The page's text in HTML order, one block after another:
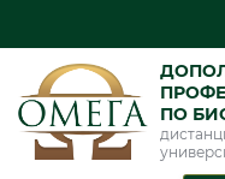
ПО